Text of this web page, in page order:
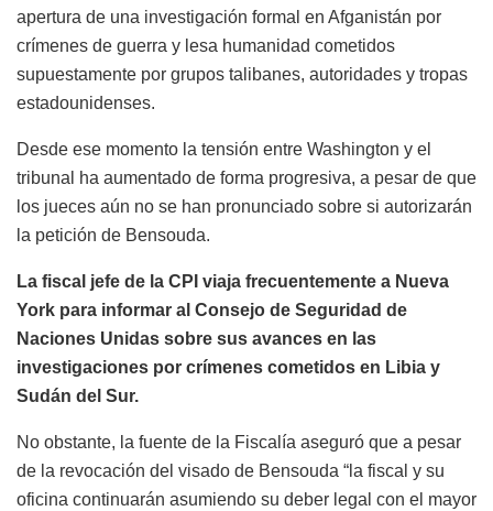
apertura de una investigación formal en Afganistán por
crímenes de guerra y lesa humanidad cometidos
supuestamente por grupos talibanes, autoridades y tropas
estadounidenses.
Desde ese momento la tensión entre Washington y el
tribunal ha aumentado de forma progresiva, a pesar de que
los jueces aún no se han pronunciado sobre si autorizarán
la petición de Bensouda.
La fiscal jefe de la CPI viaja frecuentemente a Nueva
York para informar al Consejo de Seguridad de
Naciones Unidas sobre sus avances en las
investigaciones por crímenes cometidos en Libia y
Sudán del Sur.
No obstante, la fuente de la Fiscalía aseguró que a pesar
de la revocación del visado de Bensouda “la fiscal y su
oficina continuarán asumiendo su deber legal con el mayor